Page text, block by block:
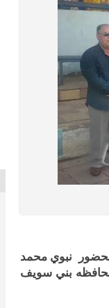
أكتوبر المجيد بحضور نبوي محمد
بني سويف